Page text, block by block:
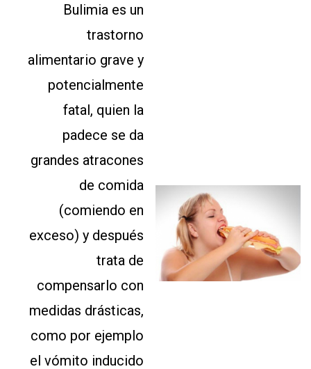
Bulimia es un
trastorno
alimentario grave y
potencialmente
fatal, quien la
padece se da
grandes atracones
de comida
(comiendo en
exceso) y después
trata de
compensarlo con
medidas drásticas,
como por ejemplo
el vómito inducido